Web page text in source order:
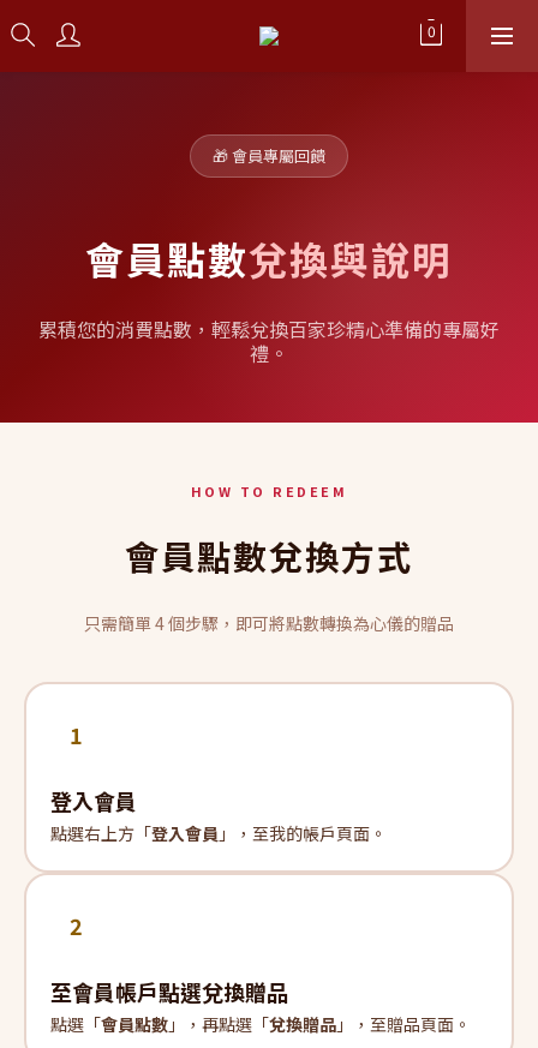
🎁 會員專屬回饋
會員點數兌換與說明
累積您的消費點數，輕鬆兌換百家珍精心準備的專屬好
禮。
HOW TO REDEEM
會員點數兌換方式
只需簡單 4 個步驟，即可將點數轉換為心儀的贈品
1
登入會員
點選右上方「登入會員 」，至我的帳戶頁面。
2
至會員帳戶點選兌換贈品
點選「會員點數」，再點選「兌換贈品」，至贈品頁面。